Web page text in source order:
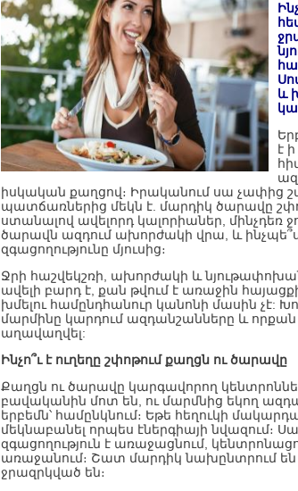
և
է
իսկական քաղցով։ Իրականում սա չափից
պատճառներից մեկն է. մարդիկ ծարավը
ստանալով ավելորդ կալորիաներ, մինչդեռ
ծարավն ազդում ախորժակի վրա, և
զգացողությունը մյուսից։
Ջրի հաշվեկշռի, ախորժակի և
ավելի բարդ է, քան թվում է առաջին
խմելու համընդհանուր կանոնի մասին չէ:
մարմինը կարդում ազդանշանները և
աղավաղվել:
Ինչո՞ւ է ուղեղը շփոթում քաղցն ու ծարավը
Քաղցն ու ծարավը կարգավորող
բավականին մոտ են, ու մարմնից եկող
երբեմն՝ համընկնում։ Եթե հեղուկի
մեկնաբանել որպես էներգիայի նվազում։
զգացողություն է առաջացնում,
առաջանում։ Շատ մարդիկ նախընտրում են
ջրազրկված են։